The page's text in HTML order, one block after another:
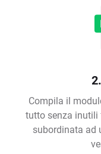
Compila il
tutto senza inutili
subordinata ad